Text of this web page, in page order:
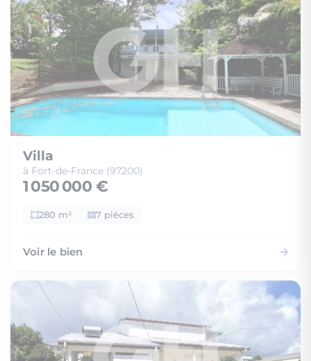
Villa
à Fort-de-France (97200)
1 050 000 €
280 m² 7 pièces
Voir le bien